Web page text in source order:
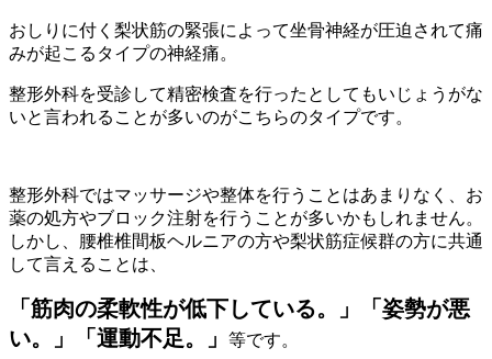
おしりに付く梨状筋の緊張によって坐骨神経が圧迫されて痛
みが起こるタイプの神経痛。
整形外科を受診して精密検査を行ったとしてもいじょうがな
いと言われることが多いのがこちらのタイプです。
整形外科ではマッサージや整体を行うことはあまりなく、お
薬の処方やブロック注射を行うことが多いかもしれません。
しかし、腰椎椎間板ヘルニアの方や梨状筋症候群の方に共通
して言えることは、
「筋肉の柔軟性が低下している。」「姿勢が悪
い。」「運動不足。」
等です。